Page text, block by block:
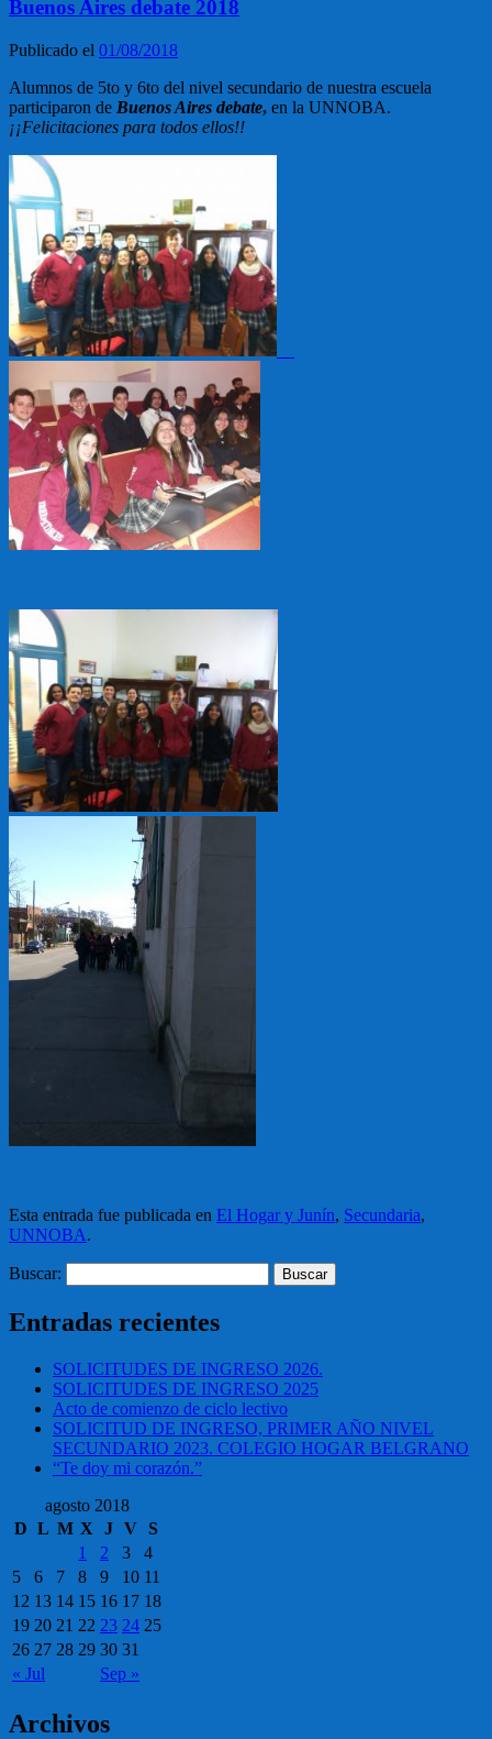
Buenos Aires debate 2018
Publicado el 01/08/2018
Alumnos de 5to y 6to del nivel secundario de nuestra escuela
participaron de Buenos Aires debate, en la UNNOBA.
¡¡Felicitaciones para todos ellos!!
Esta entrada fue publicada en El Hogar y Junín, Secundaria,
UNNOBA.
Buscar:
Entradas recientes
SOLICITUDES DE INGRESO 2026.
SOLICITUDES DE INGRESO 2025
Acto de comienzo de ciclo lectivo
SOLICITUD DE INGRESO, PRIMER AÑO NIVEL
SECUNDARIO 2023. COLEGIO HOGAR BELGRANO
“Te doy mi corazón.”
agosto 2018
D L M X J V S
« Jul Sep »
1 2 3
4
5
6 7 8 9 10 11
12 13 14 15 16 17 18
19 20 21 22 23 24 25
26 27 28 29 30 31
Archivos